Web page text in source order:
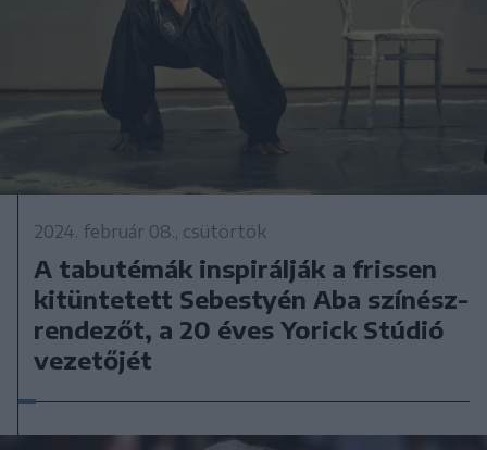
2024. február 08., csütörtök
A tabutémák inspirálják a frissen
kitüntetett Sebestyén Aba színész-
rendezőt, a 20 éves Yorick Stúdió
vezetőjét